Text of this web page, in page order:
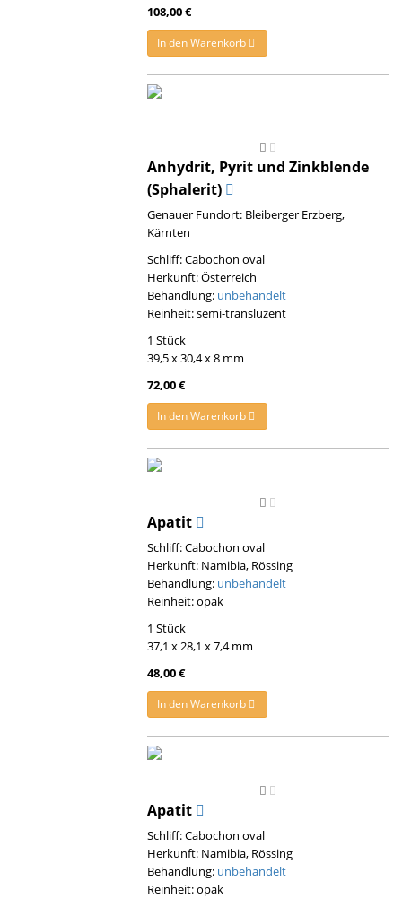
108,00 €
In den Warenkorb
Anhydrit, Pyrit und Zinkblende
(Sphalerit)
Genauer Fundort: Bleiberger Erzberg,
Kärnten
Schliff: Cabochon oval
Herkunft: Österreich
Behandlung: unbehandelt
Reinheit: semi-transluzent
1 Stück
39,5 x 30,4 x 8 mm
72,00 €
In den Warenkorb
Apatit
Schliff: Cabochon oval
Herkunft: Namibia, Rössing
Behandlung: unbehandelt
Reinheit: opak
1 Stück
37,1 x 28,1 x 7,4 mm
48,00 €
In den Warenkorb
Apatit
Schliff: Cabochon oval
Herkunft: Namibia, Rössing
Behandlung: unbehandelt
Reinheit: opak